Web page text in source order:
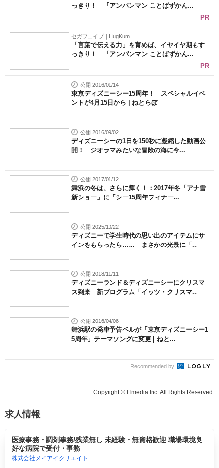
っきり！ 「アンパンマン ことばずかん...
PR
セガフェイブ｜HugKum
「言葉で伝える力」を育めば、イヤイヤ期もす
っきり！ 「アンパンマン ことばずかん...
PR
公開 2016/01/14
東京ディズニーシー15周年！ スペシャルイベ
ントが4月15日から | ねとらぼ
公開 2016/09/02
ディズニーシーの1日を150秒に凝縮した動画公
開！ ジオラマみたいな冒険の海に今...
公開 2017/01/12
舞浜の冬は、さらに輝く！：2017年冬「アナ雪
新ショー」に「シー15周年フィナー...
公開 2025/10/22
ディズニーで学生時代の思い出のアイテムにサ
インをもらったら…… まさかの光景に「...
公開 2018/11/11
ディズニーランド＆ディズニーシーにクリスマ
ス到来 新プログラム「イッツ・クリスマ...
公開 2016/04/08
舞浜駅の発車予告ベルが「東京ディズニーシー1
5周年」テーマソングに変更 | ねと...
Recommended by
Copyright © ITmedia Inc. All Rights Reserved.
求人情報
医療事務・調剤事務/残業無し 未経験・無資格歓迎 職場環境良
好な病院で受付・事務
株式会社メイアイクリエイト